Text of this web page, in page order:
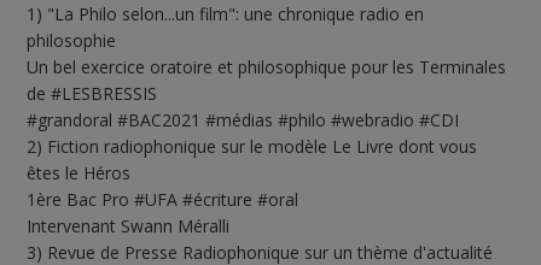
1) "La Philo selon...un film": une chronique radio en
philosophie
Un bel exercice oratoire et philosophique pour les Terminales
de #LESBRESSIS
#grandoral #BAC2021 #médias #philo #webradio #CDI
2) Fiction radiophonique sur le modèle Le Livre dont vous
êtes le Héros
1ère Bac Pro #UFA #écriture #oral
Intervenant Swann Méralli
3) Revue de Presse Radiophonique sur un thème d'actualité